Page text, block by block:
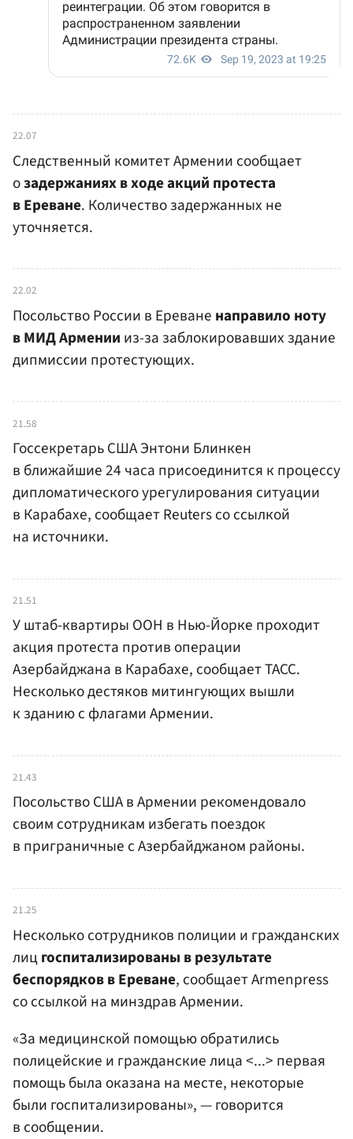
22.07
Следственный комитет Армении сообщает
озадержаниях в ходе акций протеста
в Ереване. Количество задержанных не
уточняется.
22.02
Посольство России в Ереване направило ноту
в МИД Армении из-за заблокировавших здание
дипмиссии протестующих.
21.58
Госсекретарь США Энтони Блинкен
в ближайшие 24 часа присоединится к процессу
дипломатического урегулирования ситуации
в Карабахе, сообщает Reuters со ссылкой
на источники.
21.51
У штаб-квартиры ООН в Нью-Йорке проходит
акция протеста против операции
Азербайджана в Карабахе, сообщает ТАСС.
Несколько дестяков митингующих вышли
к зданию с флагами Армении.
21.43
Посольство США в Армении рекомендовало
своим сотрудникам избегать поездок
в приграничные с Азербайджаном районы.
21.25
Несколько сотрудников полиции и гражданских
лицгоспитализированы в результате
беспорядков в Ереване, сообщает Armenpress
со ссылкой на минздрав Армении.
«За медицинской помощью обратились
полицейские и гражданские лица <...> первая
помощь была оказана на месте, некоторые
были госпитализированы», — говорится
в сообщении.